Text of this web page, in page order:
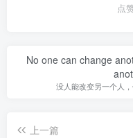
点
No one can change
没人能改变另一个人
上一篇